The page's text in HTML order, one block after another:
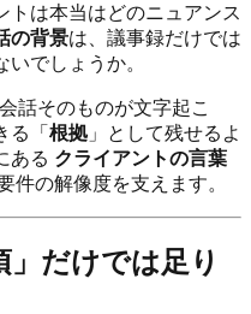
トは本当はどのニュアンス
の背景は、議事録だけでは
でしょうか。
話そのものが文字起こ
る「 根拠 」として残せるよ
ある クライアントの言葉
件の解像度を支えます。
」だけでは足り